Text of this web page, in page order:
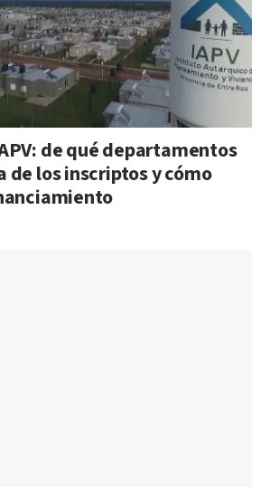
de qué departamentos
de los inscriptos y cómo